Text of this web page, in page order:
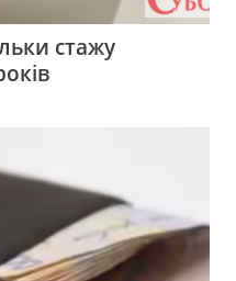
стажу